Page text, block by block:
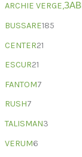
ARCHIE
BUSSARE185
CENTER21
ESCUR21
FANTOM7
RUSH7
TALISMAN3
VERUM6